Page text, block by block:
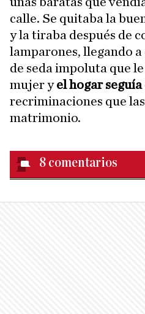
calle. Se quitaba la
y la tiraba después de
lamparones, llegando a
de seda impoluta que
mujer yel hogar seguía
recriminaciones que
matrimonio.
8 comentarios